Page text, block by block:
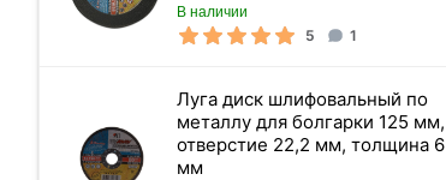
В наличии
5 1
Луга диск шлифовальный по
металлу для болгарки 125 мм,
отверстие 22,2 мм, толщина 6
мм